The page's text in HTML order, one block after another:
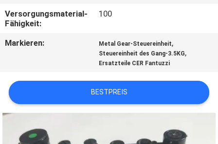
IN
VERBINDUNG
SIE
EIN
ZITAT
Versorgungsmaterial-
Fähigkeit:
100
Markieren: Metal Gear-Steuereinheit,
Steuereinheit des Gang-3.5KG,
Ersatzteile CER Fantuzzi
BESTPREIS